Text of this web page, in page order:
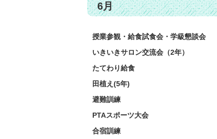
6月
授業参観・給食試食会・学級懇談会
いきいきサロン交流会（2年）
たてわり給食
田植え(5年)
避難訓練
PTAスポーツ大会
合宿訓練